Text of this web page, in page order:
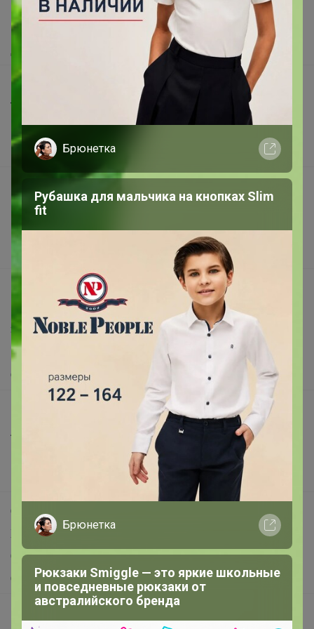
Как сделать заказ?
Как получить?
Шоурумы
Торговые марки
Наша команда
В наличии
Реклама на сайте
Поставщикам
support@24-ok.ru
Написать в поддержку
Защита покупателя
Помощь
О нас
Анонсы
Самое выгодное
Хиты продаж
Самое желанное
Самое быстрое
Брюнетка
Рубашка для мальчика на кнопках Slim
fit
Брюнетка
Рюкзаки Smiggle — это яркие школьные
и повседневные рюкзаки от
австралийского бренда